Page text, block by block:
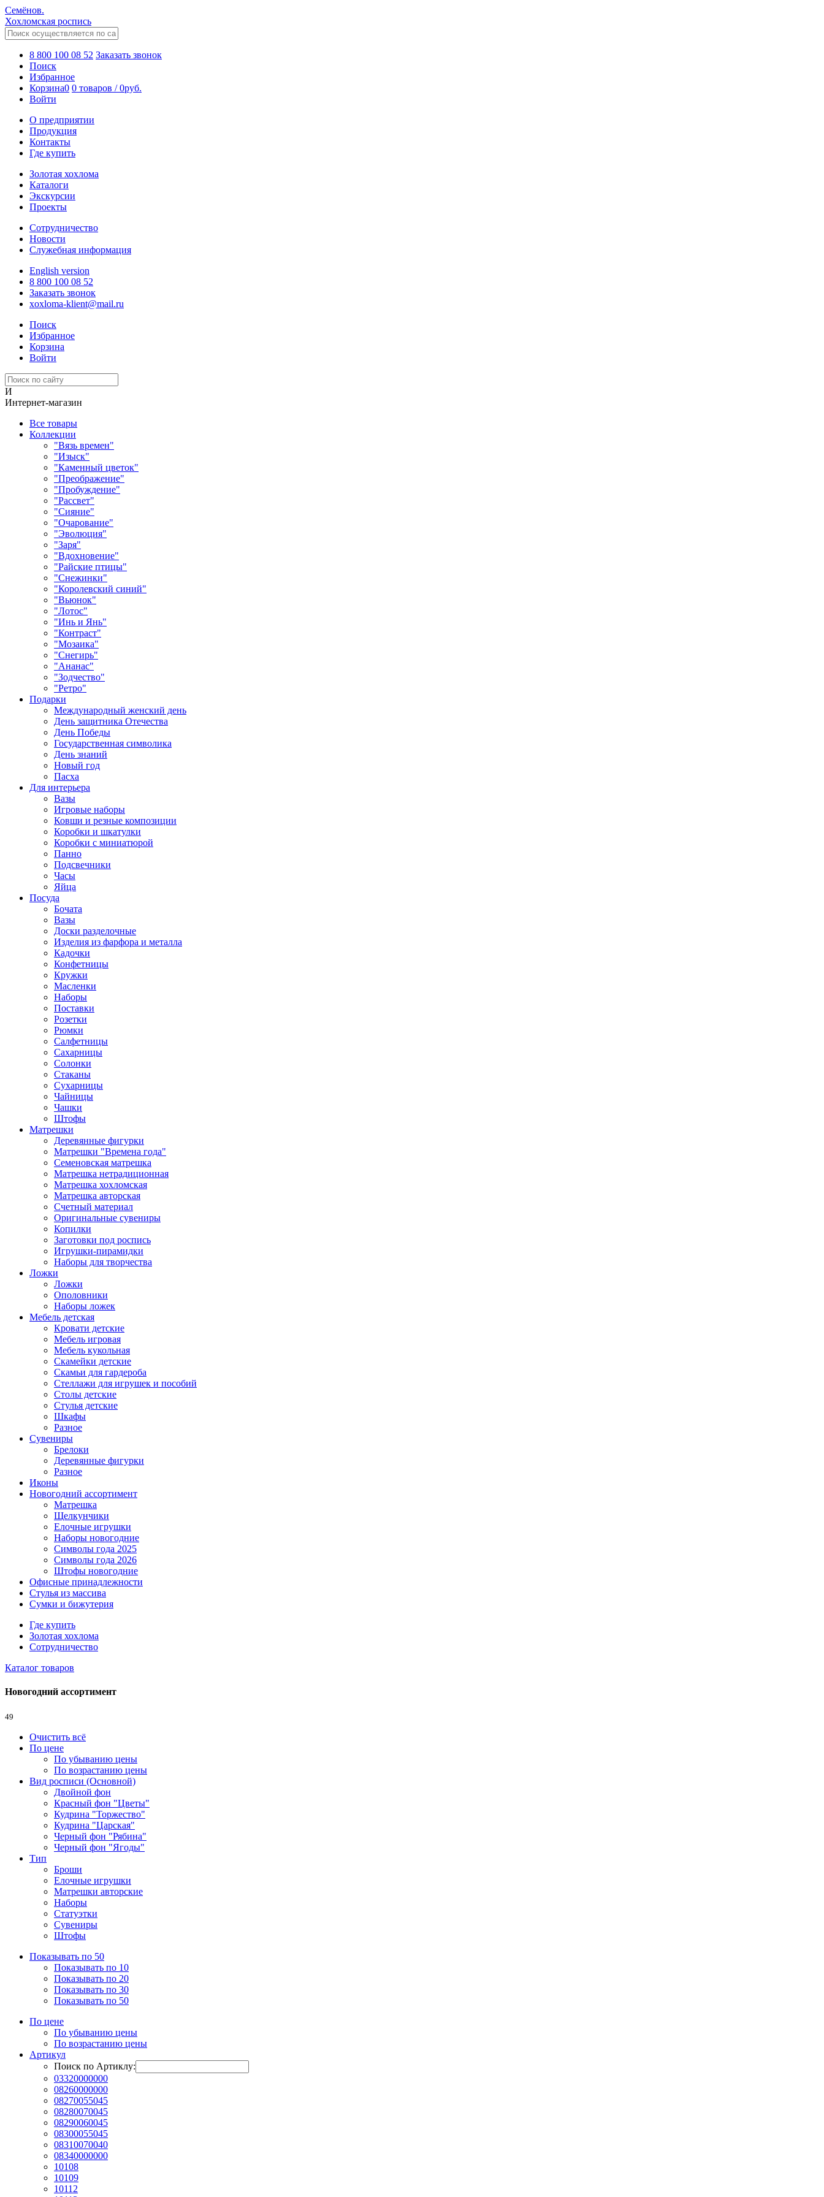
Семёнов.
Хохломская роспись
8 800 100 08 52 Заказать звонок
Поиск
Избранное
Корзина0 0 товаров /0руб.
Войти
О предприятии
Продукция
Контакты
Где купить
Золотая хохлома
Каталоги
Экскурсии
Проекты
Сотрудничество
Новости
Служебная информация
English version
8 800 100 08 52
Заказать звонок
xoxloma-klient@mail.ru
Поиск
Избранное
Корзина
Войти
И
Интернет-магазин
Все товары
Коллекции
"Вязь времен"
"Изыск"
"Каменный цветок"
"Преображение"
"Пробуждение"
"Рассвет"
"Сияние"
"Очарование"
"Эволюция"
"Заря"
"Вдохновение"
"Райские птицы"
"Снежинки"
"Королевский синий"
"Вьюнок"
"Лотос"
"Инь и Янь"
"Контраст"
"Мозаика"
"Снегирь"
"Ананас"
"Зодчество"
"Ретро"
Подарки
Международный женский день
День защитника Отечества
День Победы
Государственная символика
День знаний
Новый год
Пасха
Для интерьера
Вазы
Игровые наборы
Ковши и резные композиции
Коробки и шкатулки
Коробки с миниатюрой
Панно
Подсвечники
Часы
Яйца
Посуда
Бочата
Вазы
Доски разделочные
Изделия из фарфора и металла
Кадочки
Конфетницы
Кружки
Масленки
Наборы
Поставки
Розетки
Рюмки
Салфетницы
Сахарницы
Солонки
Стаканы
Сухарницы
Чайницы
Чашки
Штофы
Матрешки
Деревянные фигурки
Матрешки "Времена года"
Семеновская матрешка
Матрешка нетрадиционная
Матрешка хохломская
Матрешка авторская
Счетный материал
Оригинальные сувениры
Копилки
Заготовки под роспись
Игрушки-пирамидки
Наборы для творчества
Ложки
Ложки
Ополовники
Наборы ложек
Мебель детская
Кровати детские
Мебель игровая
Мебель кукольная
Скамейки детские
Скамьи для гардероба
Стеллажи для игрушек и пособий
Столы детские
Стулья детские
Шкафы
Разное
Сувениры
Брелоки
Деревянные фигурки
Разное
Иконы
Новогодний ассортимент
Матрешка
Щелкунчики
Елочные игрушки
Наборы новогодние
Символы года 2025
Символы года 2026
Штофы новогодние
Офисные принадлежности
Стулья из массива
Сумки и бижутерия
Где купить
Золотая хохлома
Сотрудничество
Каталог товаров
Новогодний ассортимент
49
Очистить всё
По цене
По убыванию цены
По возрастанию цены
Вид росписи (Основной)
Двойной фон
Красный фон "Цветы"
Кудрина "Торжество"
Кудрина "Царская"
Черный фон "Рябина"
Черный фон "Ягоды"
Тип
Броши
Елочные игрушки
Матрешки авторские
Наборы
Статуэтки
Сувениры
Штофы
Показывать по 50
Показывать по 10
Показывать по 20
Показывать по 30
Показывать по 50
По цене
По убыванию цены
По возрастанию цены
Артикул
Поиск по Артиклу:
03320000000
08260000000
08270055045
08280070045
08290060045
08300055045
08310070040
08340000000
10108
10109
10112